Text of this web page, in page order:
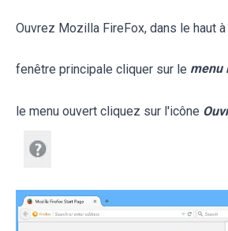
Ouvrez Mozilla FireFox, dans le haut
fenêtre principale cliquer sur le menu
le menu ouvert cliquez sur l'icône